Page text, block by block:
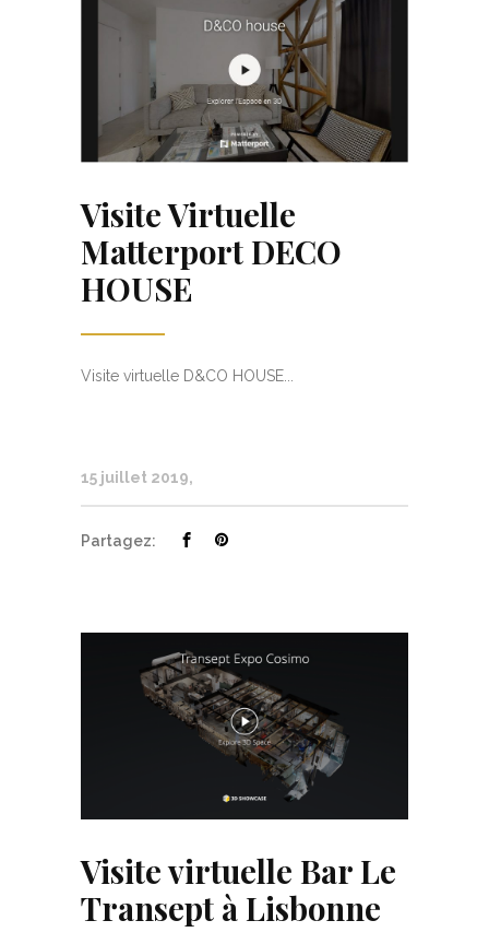
Visite Virtuelle
Matterport DECO
HOUSE
Visite virtuelle D&CO HOUSE...
15 juillet 2019
Partagez:
Visite virtuelle Bar Le
Transept à Lisbonne